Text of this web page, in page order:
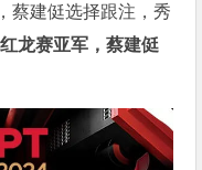
蔡建侹选择跟注，秀
龙赛亚军，蔡建侹